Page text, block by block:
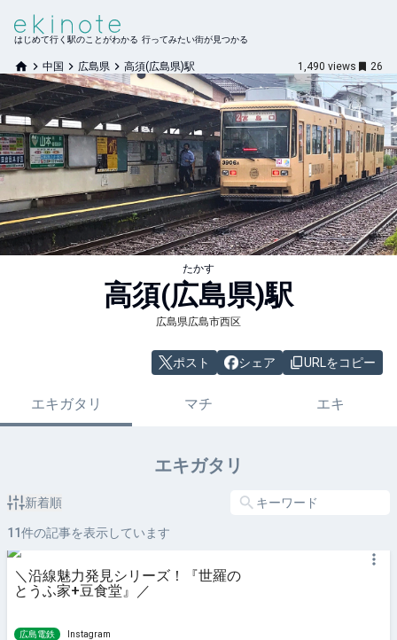
はじめて行く駅のことがわかる 行ってみたい街が見つかる
中国 広島県 高須(広島県)駅 1,490 views 26
たかす
高須(広島県)駅
広島県広島市西区
ポスト シェア URLをコピー
エキガタリ マチ エキ
エキガタリ
新着順
11件の記事を表示しています
＼沿線魅力発見シリーズ！『世羅の
とうふ家+豆食堂』／
広島電鉄 Instagram